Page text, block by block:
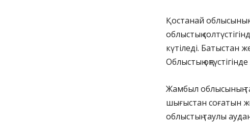
Қостанай облысының
облыстың
күтіледі. Батыстан
Облыстың
Жамбыл облысының
шығыстан соғатын
облыстың таулы